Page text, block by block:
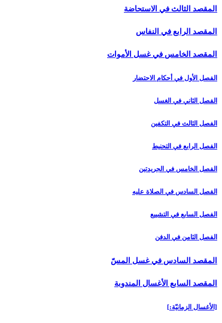
المقصد الثالث في الاستحاضة
المقصد الرابع في النفاس‏
المقصد الخامس في غسل الأموات‏
الفصل الأول في أحكام الاحتضار
الفصل الثاني في الغسل
الفصل الثالث في التكفين
الفصل الرابع‏ في التحنيط
الفصل الخامس في الجريدتين
الفصل السادس في الصلاة عليه
الفصل السابع في التشييع
الفصل الثامن في الدفن
المقصد السادس في غسل المسّ‏
المقصد السابع الأغسال المندوبة
[الأغسال الزمانيّة:]